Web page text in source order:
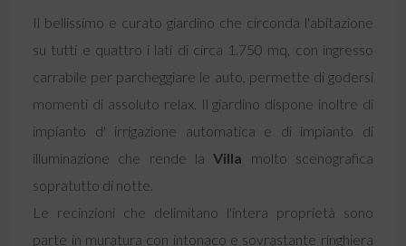
Il bellissimo e curato giardino che circonda l'abitazione
su tutti e quattro i lati di circa 1.750 mq, con ingresso
carrabile per parcheggiare le auto, permette di godersi
momenti di assoluto relax. Il giardino dispone inoltre di
impianto d' irrigazione automatica e di impianto di
illuminazione che rende laVilla molto scenografica
sopratutto di notte.
Le recinzioni che delimitano l'intera proprietà sono
parte in muratura con intonaco e sovrastante ringhiera